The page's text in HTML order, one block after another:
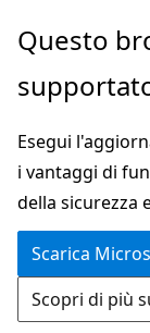
Ignora
passa
contenuto
principale
Questo
Esegui
i vantaggi di
della sicurezza
Scarica
Scopri di più